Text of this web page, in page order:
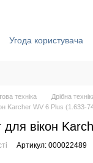
Угода користувача
техніка Дрібна
Karcher WV 6 Plus (1.633-
для вікон
Артикул: 000022489